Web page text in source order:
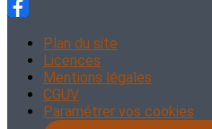
Plan du site
Licences
Mentions légales
CGUV
Paramétrer vos cookies